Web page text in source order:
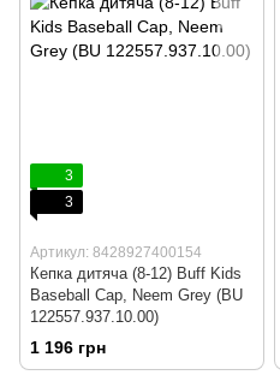
3
3
Артикул: 8428927400154
Кепка дитяча (8-12) Buff Kids
Baseball Cap, Neem Grey (BU
122557.937.10.00)
1 196 грн